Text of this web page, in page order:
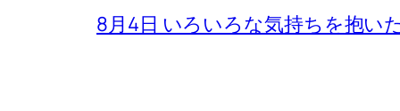
8月4日 いろいろな気持ちを抱い